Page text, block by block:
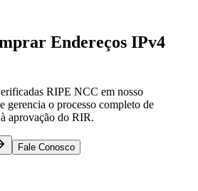
Endereços IPv4
RIPE NCC em nosso
gerencia o processo completo de
aprovação do RIR.
Fale Conosco